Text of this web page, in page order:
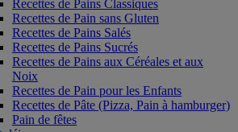
Recettes de Pains Classiques
Recettes de Pain sans Gluten
Recettes de Pains Salés
Recettes de Pains Sucrés
Recettes de Pains aux Céréales et aux
Noix
Recettes de Pain pour les Enfants
Recettes de Pâte (Pizza, Pain à hamburger)
Pain de fêtes